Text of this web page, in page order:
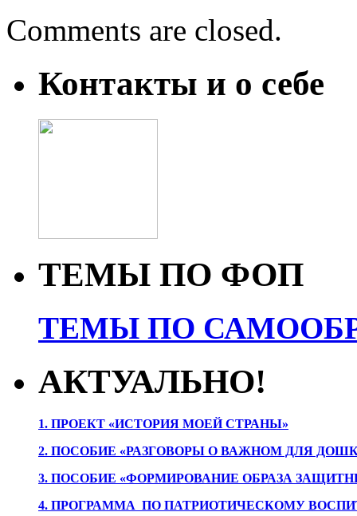
Comments are closed.
Контакты и о себе
ТЕМЫ ПО ФОП
ТЕМЫ ПО
АКТУАЛЬНО!
1. ПРОЕКТ «ИСТОРИЯ МОЕЙ СТРАНЫ»
2. ПОСОБИЕ «РАЗГОВОРЫ О ВАЖНОМ ДЛЯ
3. ПОСОБИЕ «ФОРМИРОВАНИЕ ОБРАЗА
4. ПРОГРАММА ПО ПАТРИОТИЧЕСКОМУ